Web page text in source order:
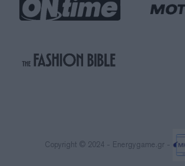
Copyright © 2024 - Energygame.gr -